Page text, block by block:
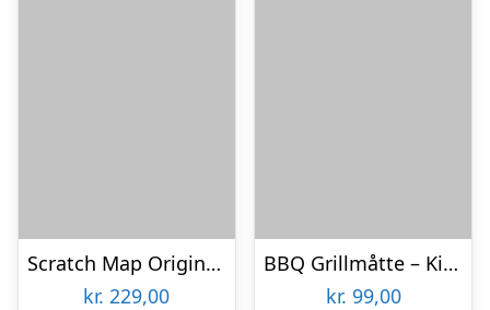
Scratch Map Original Deluxe
kr. 229,00
BBQ Grillmåtte – KitchPro
kr. 99,00